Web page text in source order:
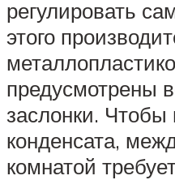
регулировать
этого
предусмотрены
заслонки. Чтобы
конденсата,
комнатой